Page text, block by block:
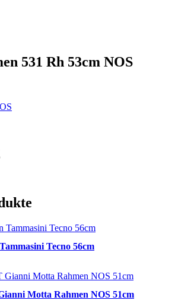
531 Rh 53cm NOS
Tecno 56cm
Motta Rahmen NOS 51cm